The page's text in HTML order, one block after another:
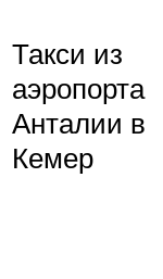
Такси из
аэропорта
Анталии в
Кемер